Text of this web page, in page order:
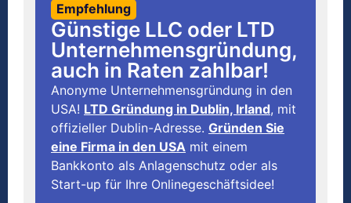
Empfehlung
Günstige LLC oder LTD
Unternehmensgründung,
auch in Raten zahlbar!
Anonyme Unternehmensgründung in den
USA! LTD Gründung in Dublin, Irland, mit
offizieller Dublin-Adresse. Gründen Sie
eine Firma in den USA mit einem
Bankkonto als Anlagenschutz oder als
Start-up für Ihre Onlinegeschäftsidee!